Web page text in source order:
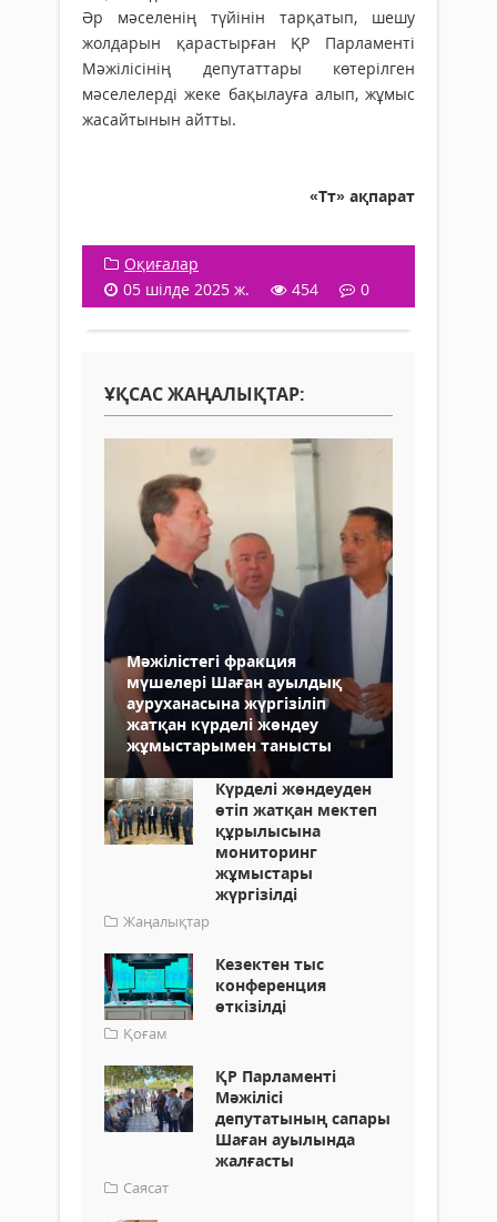
Әр мәселенің түйінін тарқа­тып, шешу
жолдарын қарас­тырған ҚР Парламенті
Мәжілі­сінің депутаттары көте­ріл­­ген
мәселелерді жеке бақы­лауға алып, жұмыс
жасайтынын айтты.
«Тт» ақпарат
Оқиғалар
05 шілде 2025 ж.
454 0
ҰҚСАС ЖАҢАЛЫҚТАР:
Мәжілістегі фракция
мүшелері Шаған ауылдық
ауруханасына жүргізіліп
жатқан күрделі жөндеу
жұмыстарымен танысты
Күрделі жөндеуден
өтіп жатқан мектеп
құрылысына
мониторинг
жұмыстары
жүргізілді
Жаңалықтар
Кезектен тыс
конференция
өткізілді
Қоғам
ҚР Парламенті
Мәжілісі
депутатының сапары
Шаған ауылында
жалғасты
Саясат